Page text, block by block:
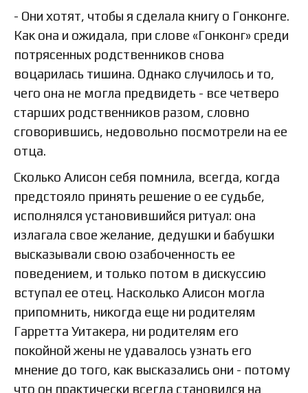
- Они хотят, чтобы я сделала книгу о Гонконге.
Как она и ожидала, при слове «Гонконг» среди
потрясенных родственников снова
воцарилась тишина. Однако случилось и то,
чего она не могла предвидеть - все четверо
старших родственников разом, словно
сговорившись, недовольно посмотрели на ее
отца.
Сколько Алисон себя помнила, всегда, когда
предстояло принять решение о ее судьбе,
исполнялся установившийся ритуал: она
излагала свое желание, дедушки и бабушки
высказывали свою озабоченность ее
поведением, и только потом в дискуссию
вступал ее отец. Насколько Алисон могла
припомнить, никогда еще ни родителям
Гарретта Уитакера, ни родителям его
покойной жены не удавалось узнать его
мнение до того, как высказались они - потому
что он практически всегда становился на